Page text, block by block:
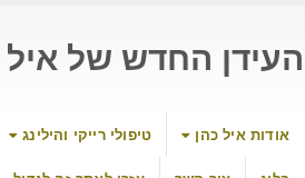
העידן החדש של איל
אודות איל כהן טיפולי רייקי והילינג